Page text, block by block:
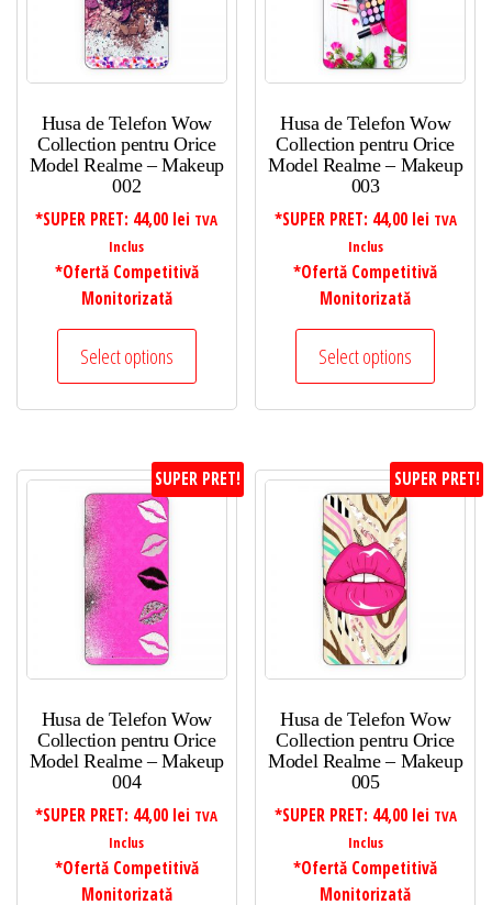
Husa de Telefon Wow
Collection pentru Orice
Model Realme – Makeup
002
*SUPER PRET: 44,00 lei TVA
Inclus
*Ofertă Competitivă
Monitorizată
Select options
Husa de Telefon Wow
Collection pentru Orice
Model Realme – Makeup
003
*SUPER PRET: 44,00 lei TVA
Inclus
*Ofertă Competitivă
Monitorizată
Select options
SUPER PRET!
Husa de Telefon Wow
Collection pentru Orice
Model Realme – Makeup
004
*SUPER PRET: 44,00 lei TVA
Inclus
*Ofertă Competitivă
Monitorizată
SUPER PRET!
Husa de Telefon Wow
Collection pentru Orice
Model Realme – Makeup
005
*SUPER PRET: 44,00 lei TVA
Inclus
*Ofertă Competitivă
Monitorizată